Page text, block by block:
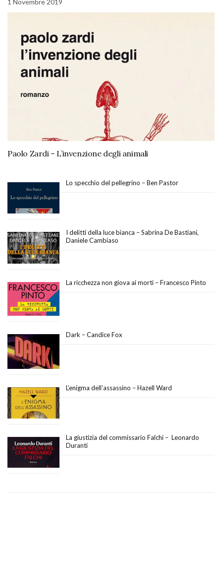
Paolo Zardi – L’invenzione degli animali
Lo specchio del pellegrino – Ben Pastor
I delitti della luce bianca – Sabrina De Bastiani,
Daniele Cambiaso
La ricchezza non giova ai morti – Francesco Pinto
Dark – Candice Fox
L’enigma dell’assassino – Hazell Ward
La giustizia del commissario Falchi – Leonardo
Duranti